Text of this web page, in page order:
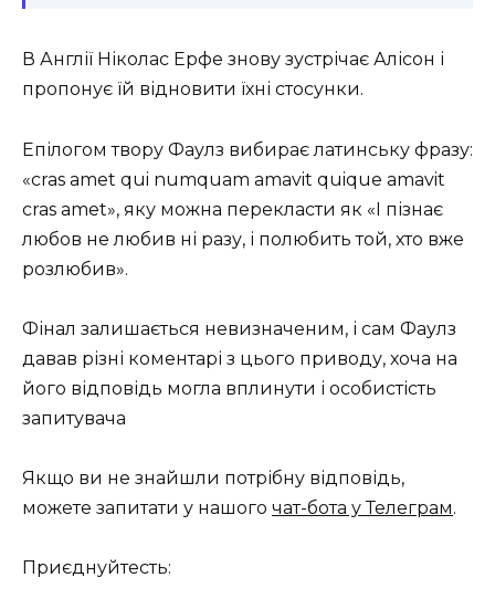
В Англії Ніколас Ерфе знову зустрічає Алісон і
пропонує їй відновити їхні стосунки.
Епілогом твору Фаулз вибирає латинську фразу:
«cras amet qui numquam amavit quique amavit
cras amet», яку можна перекласти як «І пізнає
любов не любив ні разу, і полюбить той, хто вже
розлюбив».
Фінал залишається невизначеним, і сам Фаулз
давав різні коментарі з цього приводу, хоча на
його відповідь могла вплинути і особистість
запитувача
Якщо ви не знайшли потрібну відповідь,
можете запитати у нашого чат-бота у Телеграм.
Приєднуйтесть: